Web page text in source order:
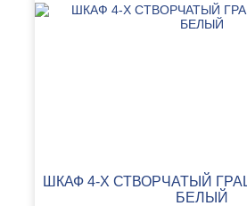
ШКАФ 4-Х СТВОРЧАТЫЙ
БЕЛЫЙ